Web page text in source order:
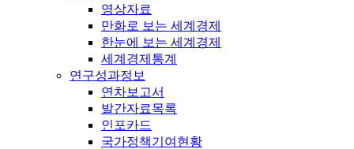
영상자료
만화로 보는 세계경제
한눈에 보는 세계경제
세계경제통계
연구성과정보
연차보고서
발간자료목록
인포카드
국가정책기여현황